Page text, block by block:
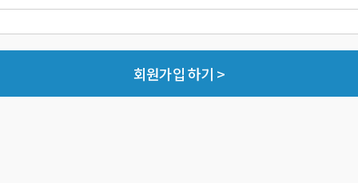
회원가입 하기 >